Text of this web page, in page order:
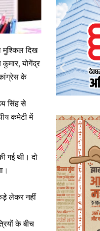
मुश्किल दिख
योगेंद्र
के
सिंह से
कमेटी में
गई थी। दो
लेकर नहीं
के बीच